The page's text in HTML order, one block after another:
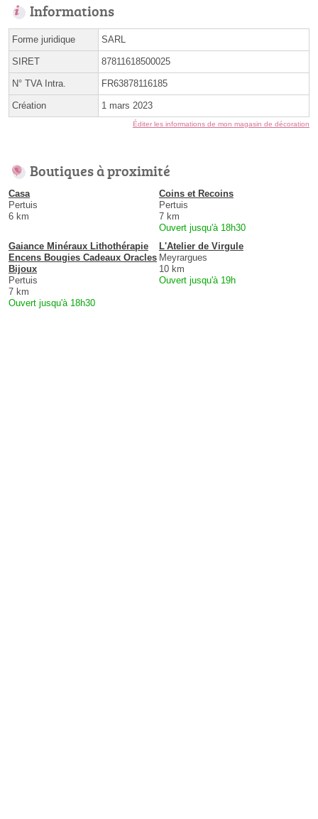
Informations
Forme juridique SARL
SIRET 87811618500025
N° TVA Intra. FR63878116185
Création 1 mars 2023
Éditer les informations de mon magasin de décoration
Boutiques à proximité
Casa
Pertuis
6 km
Coins et Recoins
Pertuis
7 km
Ouvert jusqu'à 18h30
Gaiance Minéraux Lithothérapie
Encens Bougies Cadeaux Oracles
Bijoux
Pertuis
7 km
Ouvert jusqu'à 18h30
L'Atelier de Virgule
Meyrargues
10 km
Ouvert jusqu'à 19h